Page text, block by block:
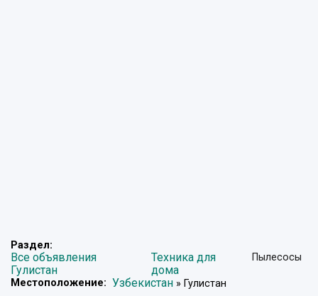
Раздел:
Все объявления
Гулистан
Техника для
дома
Пылесосы
Местоположение: Узбекистан » Гулистан